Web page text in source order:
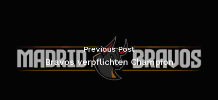
Previous Post
Bravos verpflichten Champion